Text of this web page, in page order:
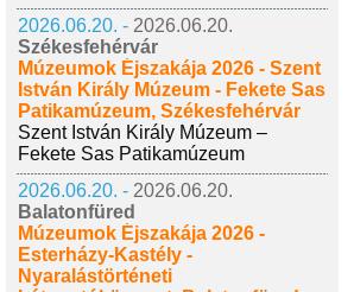
2026.06.20. - 2026.06.20.
Székesfehérvár
Múzeumok Éjszakája 2026 - Szent
István Király Múzeum - Fekete Sas
Patikamúzeum, Székesfehérvár
Szent István Király Múzeum –
Fekete Sas Patikamúzeum
2026.06.20. - 2026.06.20.
Balatonfüred
Múzeumok Éjszakája 2026 -
Esterházy-Kastély -
Nyaralástörténeti